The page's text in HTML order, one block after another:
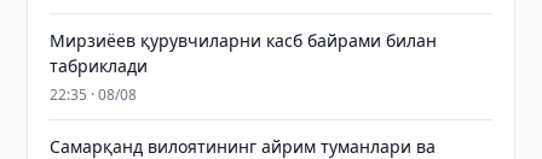
Мирзиёев қурувчиларни касб байрами билан
табриклади
22:35 · 08/08
Самарқанд вилоятининг айрим туманлари ва